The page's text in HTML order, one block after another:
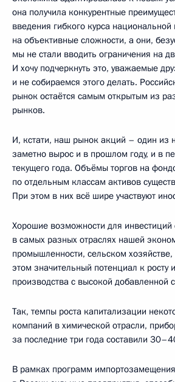
она получила конкурентные
введения гибкого курса
на объективные сложности, а они,
мы не стали вводить ограничения на
И хочу подчеркнуть это, уважаемые
и не собираемся этого делать.
рынок остаётся самым открытым из
рынков.
И, кстати, наш рынок акций – один из
заметно вырос и в прошлом году, и в
текущего года. Объёмы торгов на
по отдельным классам активов
При этом в них всё шире участвуют
Хорошие возможности для инвестиций
в самых разных отраслях нашей
промышленности, сельском хозяйстве,
этом значительный потенциал к росту
производства с высокой добавленной
Так, темпы роста капитализации
компаний в химической отрасли,
за последние три года составили
В рамках программ